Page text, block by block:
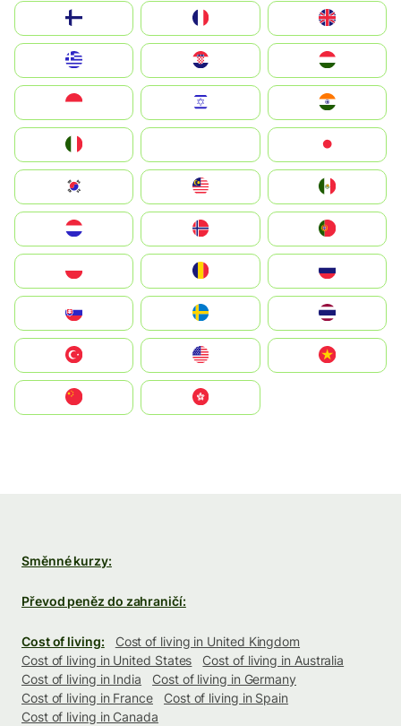
United Kingdom
Magyarország
South Korea
United States
中國香港特別行政區
Směnné kurzy:
Převod peněz do zahraničí:
Cost of living:
Cost of living in United Kingdom
Cost of living in United States
Cost of living in Australia
Cost of living in India
Cost of living in Germany
Cost of living in France
Cost of living in Spain
Cost of living in Canada